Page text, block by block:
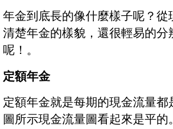
年金到底長的像什麼樣子呢？從
清楚年金的樣貌，還很輕易的分
呢！。
定額年金
定額年金就是每期的現金流量都
圖所示現金流量圖看起來是平的